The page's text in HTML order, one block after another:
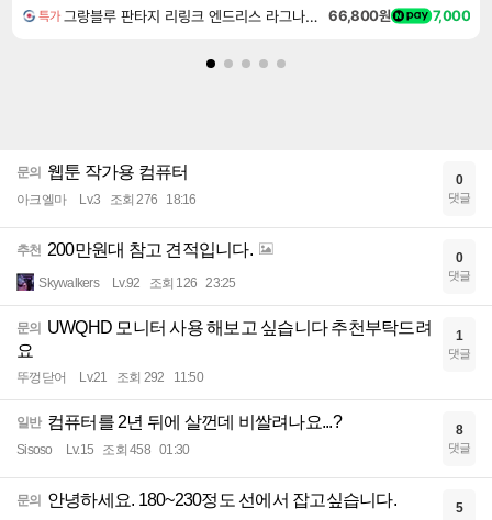
특가 그랑블루 판타지 리링크 엔드리스 라그나로크 Granblue Fantasy Relink Endless Ragnarok 66,800원 7,000
문의 웹툰 작가용 컴퓨터
아크엘마 Lv.3 조회 276 18:16
0
댓글
추천 200만원대 참고 견적입니다.
Skywalkers Lv.92 조회 126 23:25
0
댓글
문의
UWQHD 모니터 사용 해보고 싶습니다 추천부탁드려
요
뚜껑닫어 Lv.21 조회 292 11:50
1
댓글
일반 컴퓨터를 2년 뒤에 살껀데 비쌀려나요...?
Sisoso Lv.15 조회 458 01:30
8
댓글
문의 안녕하세요. 180~230정도 선에서 잡고싶습니다. 5